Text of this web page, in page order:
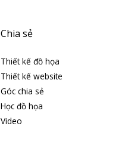
Chia sẻ
Thiết kế đồ họa
Thiết kế website
Góc chia sẻ
Học đồ họa
Video